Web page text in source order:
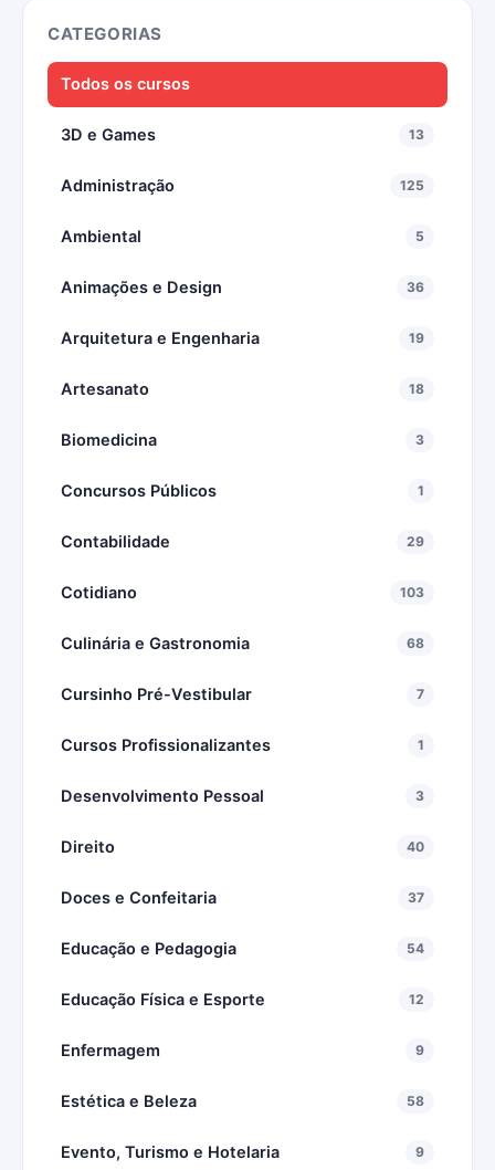
CATEGORIAS
Todos os cursos
3D e Games 13
Administração 125
Ambiental 5
Animações e Design 36
Arquitetura e Engenharia 19
Artesanato 18
Biomedicina 3
Concursos Públicos 1
Contabilidade 29
Cotidiano 103
Culinária e Gastronomia 68
Cursinho Pré-Vestibular 7
Cursos Profissionalizantes 1
Desenvolvimento Pessoal 3
Direito 40
Doces e Confeitaria 37
Educação e Pedagogia 54
Educação Física e Esporte 12
Enfermagem 9
Estética e Beleza 58
Evento, Turismo e Hotelaria 9